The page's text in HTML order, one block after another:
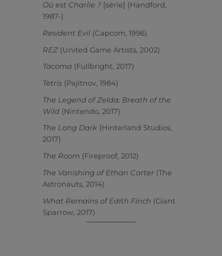
Où est Charlie ? [série] (Handford,
1987-)
Resident Evil (Capcom, 1996)
REZ (United Game Artists, 2002)
Tacoma (Fullbright, 2017)
Tetris (Pajitnov, 1984)
The Legend of Zelda: Breath of the
Wild (Nintendo, 2017)
The Long Dark (Hinterland Studios,
2017)
The Room (Fireproof, 2012)
The Vanishing of Ethan Carter (The
Astronauts, 2014)
What Remains of Edith Finch (Giant
Sparrow, 2017)